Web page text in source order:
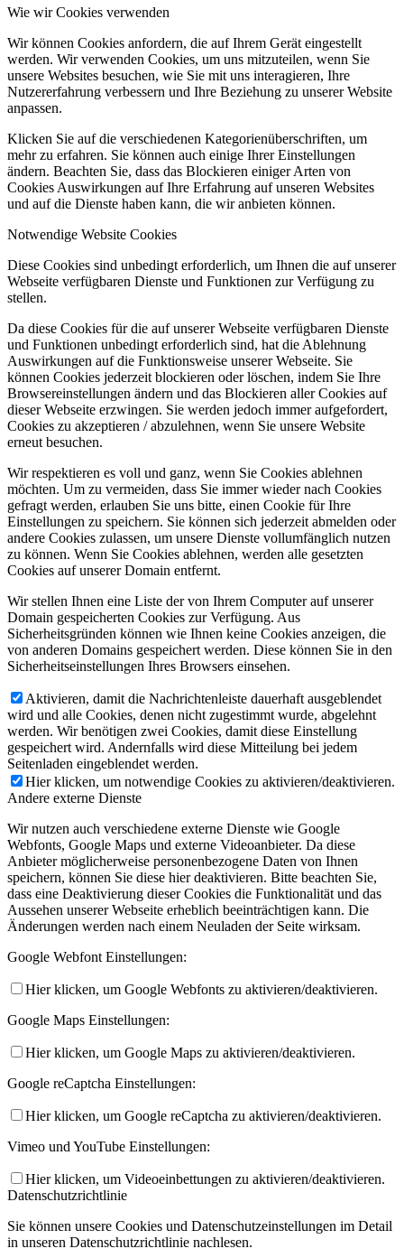
Wie wir Cookies verwenden
Wir können Cookies anfordern, die auf Ihrem Gerät eingestellt
werden. Wir verwenden Cookies, um uns mitzuteilen, wenn Sie
unsere Websites besuchen, wie Sie mit uns interagieren, Ihre
Nutzererfahrung verbessern und Ihre Beziehung zu unserer Website
anpassen.
Klicken Sie auf die verschiedenen Kategorienüberschriften, um
mehr zu erfahren. Sie können auch einige Ihrer Einstellungen
ändern. Beachten Sie, dass das Blockieren einiger Arten von
Cookies Auswirkungen auf Ihre Erfahrung auf unseren Websites
und auf die Dienste haben kann, die wir anbieten können.
Notwendige Website Cookies
Diese Cookies sind unbedingt erforderlich, um Ihnen die auf unserer
Webseite verfügbaren Dienste und Funktionen zur Verfügung zu
stellen.
Da diese Cookies für die auf unserer Webseite verfügbaren Dienste
und Funktionen unbedingt erforderlich sind, hat die Ablehnung
Auswirkungen auf die Funktionsweise unserer Webseite. Sie
können Cookies jederzeit blockieren oder löschen, indem Sie Ihre
Browsereinstellungen ändern und das Blockieren aller Cookies auf
dieser Webseite erzwingen. Sie werden jedoch immer aufgefordert,
Cookies zu akzeptieren / abzulehnen, wenn Sie unsere Website
erneut besuchen.
Wir respektieren es voll und ganz, wenn Sie Cookies ablehnen
möchten. Um zu vermeiden, dass Sie immer wieder nach Cookies
gefragt werden, erlauben Sie uns bitte, einen Cookie für Ihre
Einstellungen zu speichern. Sie können sich jederzeit abmelden oder
andere Cookies zulassen, um unsere Dienste vollumfänglich nutzen
zu können. Wenn Sie Cookies ablehnen, werden alle gesetzten
Cookies auf unserer Domain entfernt.
Wir stellen Ihnen eine Liste der von Ihrem Computer auf unserer
Domain gespeicherten Cookies zur Verfügung. Aus
Sicherheitsgründen können wie Ihnen keine Cookies anzeigen, die
von anderen Domains gespeichert werden. Diese können Sie in den
Sicherheitseinstellungen Ihres Browsers einsehen.
Aktivieren, damit die Nachrichtenleiste dauerhaft ausgeblendet
wird und alle Cookies, denen nicht zugestimmt wurde, abgelehnt
werden. Wir benötigen zwei Cookies, damit diese Einstellung
gespeichert wird. Andernfalls wird diese Mitteilung bei jedem
Seitenladen eingeblendet werden.
Hier klicken, um notwendige Cookies zu aktivieren/deaktivieren.
Andere externe Dienste
Wir nutzen auch verschiedene externe Dienste wie Google
Webfonts, Google Maps und externe Videoanbieter. Da diese
Anbieter möglicherweise personenbezogene Daten von Ihnen
speichern, können Sie diese hier deaktivieren. Bitte beachten Sie,
dass eine Deaktivierung dieser Cookies die Funktionalität und das
Aussehen unserer Webseite erheblich beeinträchtigen kann. Die
Änderungen werden nach einem Neuladen der Seite wirksam.
Google Webfont Einstellungen:
Hier klicken, um Google Webfonts zu aktivieren/deaktivieren.
Google Maps Einstellungen:
Hier klicken, um Google Maps zu aktivieren/deaktivieren.
Google reCaptcha Einstellungen:
Hier klicken, um Google reCaptcha zu aktivieren/deaktivieren.
Vimeo und YouTube Einstellungen:
Hier klicken, um Videoeinbettungen zu aktivieren/deaktivieren.
Datenschutzrichtlinie
Sie können unsere Cookies und Datenschutzeinstellungen im Detail
in unseren Datenschutzrichtlinie nachlesen.